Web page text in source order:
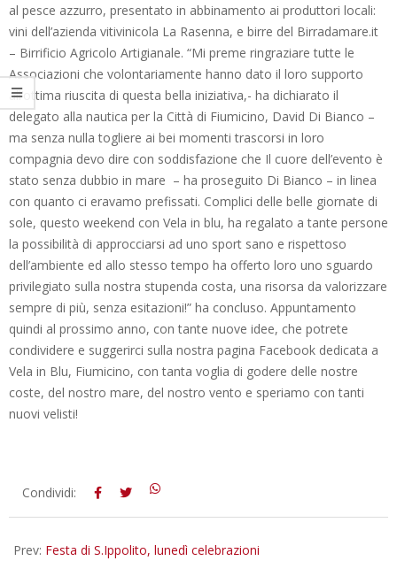
al pesce azzurro, presentato in abbinamento ai produttori locali:
vini dell’azienda vitivinicola La Rasenna, e birre del Birradamare.it
– Birrificio Agricolo Artigianale. “Mi preme ringraziare tutte le
Associazioni che volontariamente hanno dato il loro supporto
all’ottima riuscita di questa bella iniziativa,- ha dichiarato il
delegato alla nautica per la Città di Fiumicino, David Di Bianco –
ma senza nulla togliere ai bei momenti trascorsi in loro
compagnia devo dire con soddisfazione che Il cuore dell’evento è
stato senza dubbio in mare – ha proseguito Di Bianco – in linea
con quanto ci eravamo prefissati. Complici delle belle giornate di
sole, questo weekend con Vela in blu, ha regalato a tante persone
la possibilità di approcciarsi ad uno sport sano e rispettoso
dell’ambiente ed allo stesso tempo ha offerto loro uno sguardo
privilegiato sulla nostra stupenda costa, una risorsa da valorizzare
sempre di più, senza esitazioni!” ha concluso. Appuntamento
quindi al prossimo anno, con tante nuove idee, che potrete
condividere e suggerirci sulla nostra pagina Facebook dedicata a
Vela in Blu, Fiumicino, con tanta voglia di godere delle nostre
coste, del nostro mare, del nostro vento e speriamo con tanti
nuovi velisti!
2015-
Condividi:
Prev: Festa di S.Ippolito, lunedì celebrazioni